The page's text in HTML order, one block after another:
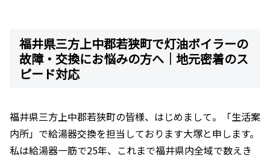
福井県三方上中郡若狭町で灯油ボイラーの
故障・交換にお悩みの方へ｜地元密着のス
ピード対応
福井県三方上中郡若狭町の皆様、はじめまして。「生活案
内所」で給湯器交換を担当しております大塚と申します。
私は給湯器一筋で25年、これまで福井県内全域で数えき